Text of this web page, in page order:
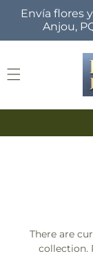
directamente
al contenido
Envía flores
Anjou,
There are
collection.